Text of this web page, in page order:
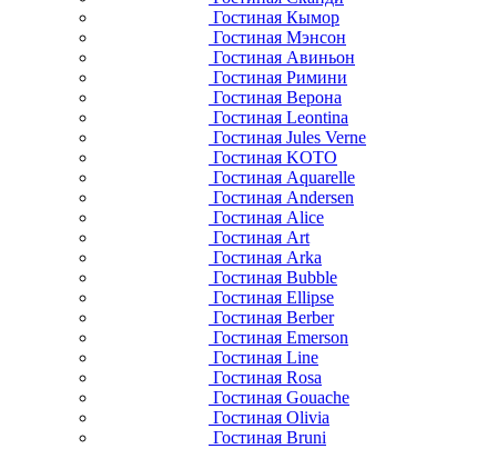
Гостиная Кымор
Гостиная Мэнсон
Гостиная Авиньон
Гостиная Римини
Гостиная Верона
Гостиная Leontina
Гостиная Jules Verne
Гостиная KOTO
Гостиная Aquarelle
Гостиная Andersen
Гостиная Alice
Гостиная Art
Гостиная Arka
Гостиная Bubble
Гостиная Ellipse
Гостиная Berber
Гостиная Emerson
Гостиная Line
Гостиная Rosa
Гостиная Gouache
Гостиная Olivia
Гостиная Bruni